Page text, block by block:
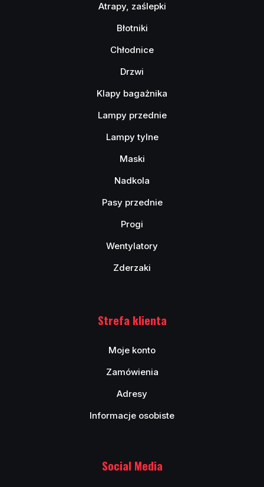
Atrapy, zaślepki
Błotniki
Chłodnice
Drzwi
Klapy bagażnika
Lampy przednie
Lampy tylne
Maski
Nadkola
Pasy przednie
Progi
Wentylatory
Zderzaki
Strefa klienta
Moje konto
Zamówienia
Adresy
Informacje osobiste
Social Media